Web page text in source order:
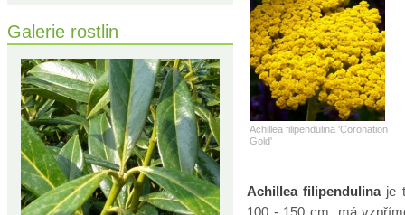
Achillea filipendulina 'Coronation
Gold'
Achillea filipendulina je
100 - 150 cm, má
Galerie rostlin